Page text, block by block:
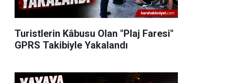
Turistlerin Kâbusu Olan "Plaj Faresi"
GPRS Takibiyle Yakalandı